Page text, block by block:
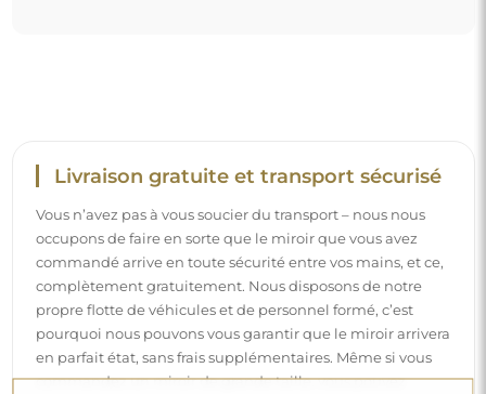
Livraison gratuite et transport sécurisé
Vous n’avez pas à vous soucier du transport – nous nous
occupons de faire en sorte que le miroir que vous avez
commandé arrive en toute sécurité entre vos mains, et ce,
complètement gratuitement. Nous disposons de notre
propre flotte de véhicules et de personnel formé, c’est
pourquoi nous pouvons vous garantir que le miroir arrivera
en parfait état, sans frais supplémentaires. Même si vous
commandez un miroir de grande taille, vous pouvez